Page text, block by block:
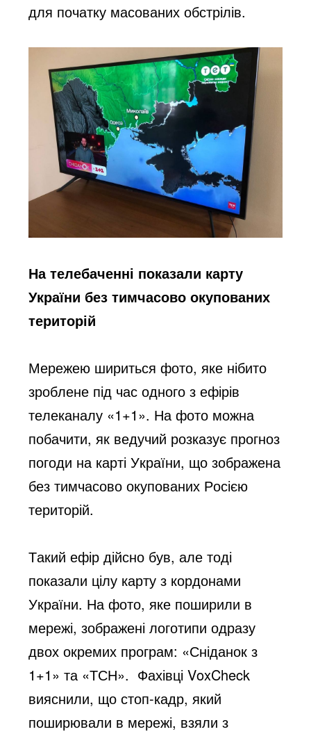
для початку масованих обстрілів.
На телебаченні показали карту
України без тимчасово окупованих
територій
Мережею шириться фото, яке нібито
телеканалу «1+1». На фото можна
побачити, як ведучий розказує прогноз
погоди на карті України, що зображена
без тимчасово окупованих Росією
територій.
показали цілу карту з кордонами
України. На фото, яке поширили в
мережі, зображені логотипи одразу
двох окремих програм: «Сніданок з
1+1» та «ТСН». Фахівці VoxCheck
вияснили, що стоп-кадр, який
поширювали в мережі, взяли з